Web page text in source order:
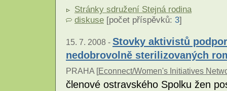
Stránky sdružení Stejná rodina
diskuse [počet příspěvků: 3]
15. 7. 2008 - Stovky aktivistů
nedobrovolně sterilizovaných
PRAHA [Econnect/Women's Initiatives
členové ostravského Spolku žen